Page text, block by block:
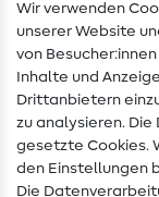
Nähanleitungen
Hilfe & Kontakt
Kontakt
Infos zum
Wir verwenden
unserer Website
von
Inhalte und
Drittanbietern
zu analysieren.
gesetzte Cookies.
den Einstellungen
Die